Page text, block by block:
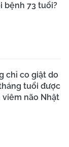
bệnh 73 tuổi?
chỉ co giật do
tuổi được
viêm não Nhật